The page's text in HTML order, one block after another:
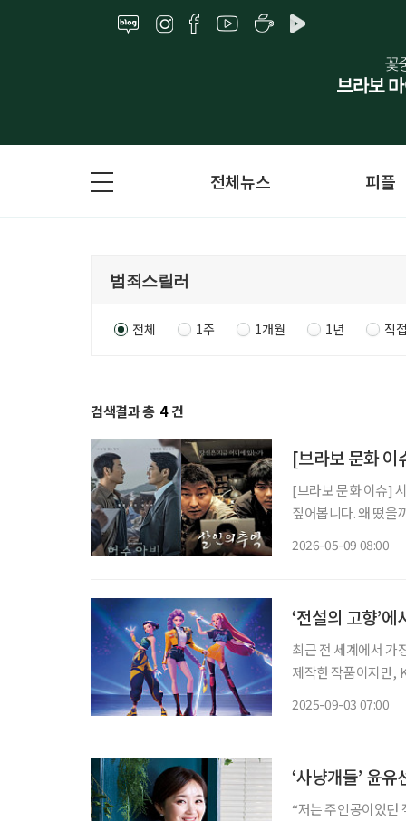
전체뉴스 피플
전체 1주 1개월 1년 직
검색결과 총 4 건
[브라보 문화 이
[브라보 문화 이슈]
짚어봅니다. 왜 떴을까? ENA 범죄 수사 스릴러 드라마 ‘허수아비’의 인기가 심상치 않다. 이
2026-05-09 08:00
‘전설의 고향’
최근 전 세계에서 가
제작한 작품이지만,
2025-09-03 07:00
‘사냥개들’ 윤
“저는 주인공이었던